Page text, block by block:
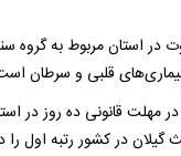
قلبی و سرطان